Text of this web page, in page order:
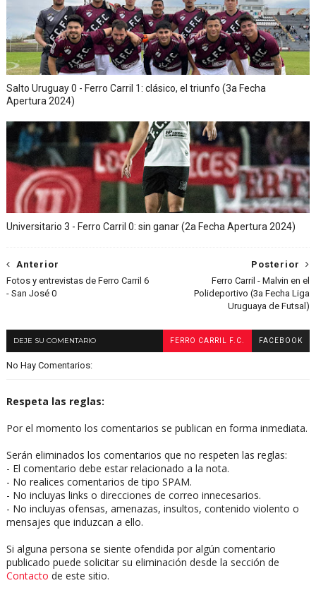
Salto Uruguay 0 - Ferro Carril 1: clásico, el triunfo (3a Fecha
Apertura 2024)
Universitario 3 - Ferro Carril 0: sin ganar (2a Fecha Apertura 2024)
Posterior
Ferro Carril - Malvin en el
Polideportivo (3a Fecha Liga
Uruguaya de Futsal)
Anterior
Fotos y entrevistas de Ferro Carril 6
- San José 0
DEJE SU COMENTARIO FERRO CARRIL F.C. FACEBOOK
No Hay Comentarios:
Respeta las reglas:
Por el momento los comentarios se publican en forma inmediata.
Serán eliminados los comentarios que no respeten las reglas:
- El comentario debe estar relacionado a la nota.
- No realices comentarios de tipo SPAM.
- No incluyas links o direcciones de correo innecesarios.
- No incluyas ofensas, amenazas, insultos, contenido violento o
mensajes que induzcan a ello.
Si alguna persona se siente ofendida por algún comentario
publicado puede solicitar su eliminación desde la sección de
Contacto de este sitio.